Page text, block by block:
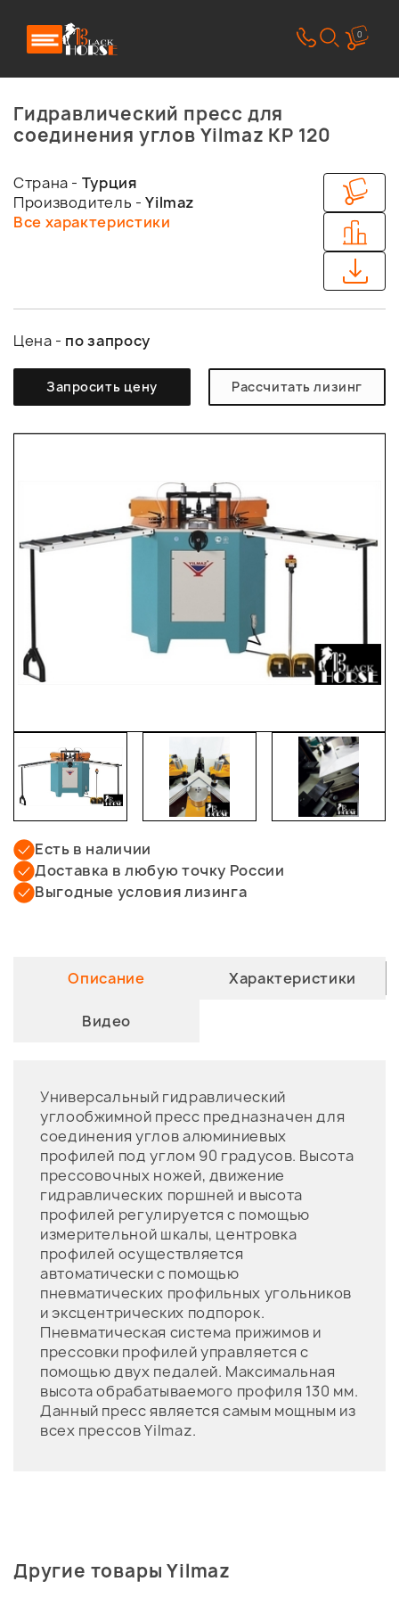
0
Гидравлический пресс для
соединения углов Yilmaz KP 120
Страна - Турция
Производитель -Yilmaz
Все характеристики
Цена - по запросу
Запросить цену Рассчитать лизинг
Есть в наличии
Доставка в любую точку России
Выгодные условия лизинга
Описание Характеристики
Видео
Универсальный гидравлический
углообжимной пресс предназначен для
соединения углов алюминиевых
профилей под углом 90 градусов. Высота
прессовочных ножей, движение
гидравлических поршней и высота
профилей регулируется с помощью
измерительной шкалы, центровка
профилей осуществляется
автоматически с помощью
пневматических профильных угольников
и эксцентрических подпорок.
Пневматическая система прижимов и
прессовки профилей управляется с
помощью двух педалей. Максимальная
высота обрабатываемого профиля 130 мм.
Данный пресс является самым мощным из
всех прессов Yilmaz.
Другие товары Yilmaz